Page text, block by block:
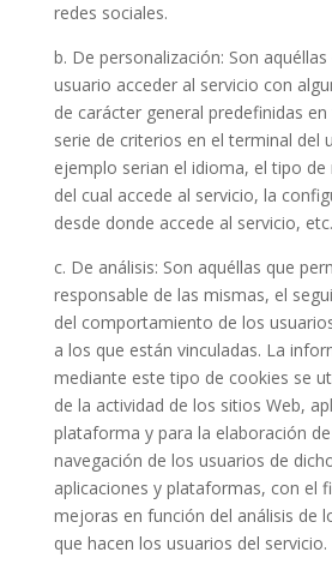
redes sociales.
b. De personalización: Son
usuario acceder al servicio con
de carácter general predefinidas
serie de criterios en el terminal del
ejemplo serian el idioma, el tipo de
del cual accede al servicio, la
desde donde accede al servicio, etc.
c. De análisis: Son aquéllas que
responsable de las mismas, el
del comportamiento de los
a los que están vinculadas. La
mediante este tipo de cookies se
de la actividad de los sitios Web,
plataforma y para la elaboración
navegación de los usuarios de
aplicaciones y plataformas, con el
mejoras en función del análisis de
que hacen los usuarios del servicio.